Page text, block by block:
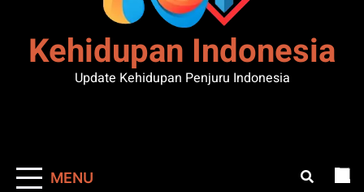
Kehidupan Indonesia
Update Kehidupan Penjuru Indonesia
MENU